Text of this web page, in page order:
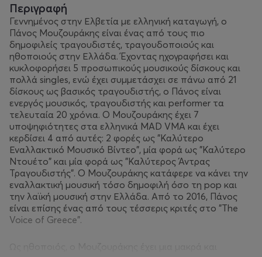
Περιγραφή
Γεννημένος στην Ελβετία με ελληνική καταγωγή, ο
Πάνος Μουζουράκης είναι ένας από τους πιο
δημοφιλείς τραγουδιστές, τραγουδοποιούς και
ηθοποιούς στην Ελλάδα. Έχοντας ηχογραφήσει και
κυκλοφορήσει 5 προσωπικούς μουσικούς δίσκους και
πολλά singles, ενώ έχει συμμετάσχει σε πάνω από 21
δίσκους ως βασικός τραγουδιστής, ο Πάνος είναι
ενεργός μουσικός, τραγουδιστής και performer τα
τελευταία 20 χρόνια. Ο Μουζουράκης έχει 7
υποψηφιότητες στα ελληνικά MAD VMA και έχει
κερδίσει 4 από αυτές: 2 φορές ως "Καλύτερο
Εναλλακτικό Μουσικό Βίντεο", μία φορά ως "Καλύτερο
Ντουέτο" και μία φορά ως "Καλύτερος Άντρας
Τραγουδιστής". Ο Μουζουράκης κατάφερε να κάνει την
εναλλακτική μουσική τόσο δημοφιλή όσο τη pop και
την λαϊκή μουσική στην Ελλάδα. Από το 2016, Πάνος
είναι επίσης ένας από τους τέσσερις κριτές στο "The
Voice of Greece".